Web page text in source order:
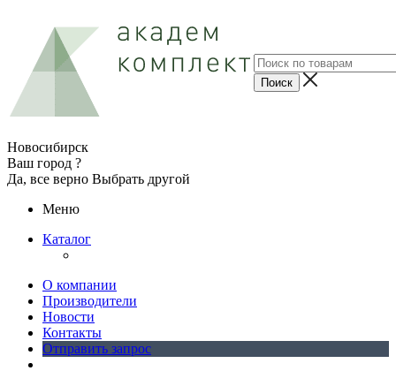
Новосибирск
Ваш город ?
Да, все верно Выбрать другой
Меню
Каталог
О компании
Производители
Новости
Контакты
Отправить запрос